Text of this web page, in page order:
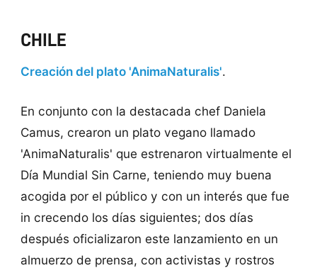
CHILE
Creación del plato 'AnimaNaturalis'.
En conjunto con la destacada chef Daniela
Camus, crearon un plato vegano llamado
'AnimaNaturalis' que estrenaron virtualmente el
Día Mundial Sin Carne, teniendo muy buena
acogida por el público y con un interés que fue
in crecendo los días siguientes; dos días
después oficializaron este lanzamiento en un
almuerzo de prensa, con activistas y rostros